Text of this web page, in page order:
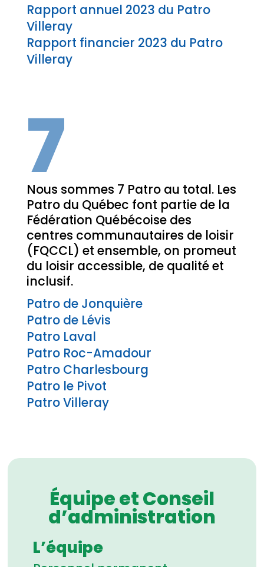
Rapport annuel 2023 du Patro
Villeray
Rapport financier 2023 du Patro
Villeray
7
Nous sommes 7 Patro au total. Les
Patro du Québec font partie de la
Fédération Québécoise des
centres communautaires de loisir
(FQCCL) et ensemble, on promeut
du loisir accessible, de qualité et
inclusif.
Patro de Jonquière
Patro de Lévis
Patro Laval
Patro Roc-Amadour
Patro Charlesbourg
Patro le Pivot
Patro Villeray
Équipe et Conseil
d’administration
L’équipe